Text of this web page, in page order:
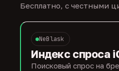
Бесплатно, с честными
NeBlask
Индекс спроса
Поисковый спрос на